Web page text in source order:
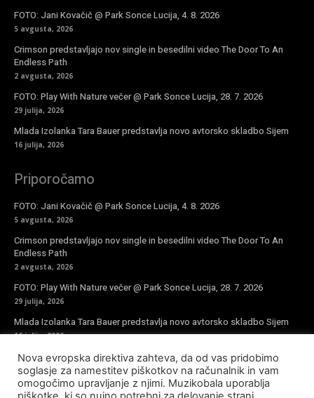
FOTO: Jani Kovačič @ Park Sonce Lucija, 4. 8. 2026
5 avgusta, 2026
Crimson predstavljajo nov single in besedilni video The Door To An
Endless Path
2 avgusta, 2026
FOTO: Play With Nature večer @ Park Sonce Lucija, 28. 7. 2026
29 julija, 2026
Mlada Izolanka Tara Bauer predstavlja novo avtorsko skladbo Sijem
16 julija, 2026
Priporočamo
FOTO: Jani Kovačič @ Park Sonce Lucija, 4. 8. 2026
5 avgusta, 2026
Crimson predstavljajo nov single in besedilni video The Door To An
Endless Path
2 avgusta, 2026
FOTO: Play With Nature večer @ Park Sonce Lucija, 28. 7. 2026
29 julija, 2026
Mlada Izolanka Tara Bauer predstavlja novo avtorsko skladbo Sijem
16 julija, 2026
Vpiši se v novičke
Nova evropska direktiva zahteva, da od vas pridobimo
soglasje za namestitev piškotkov na računalnik in vam
omogočimo upravljanje z njimi. Muzikobala uporablja